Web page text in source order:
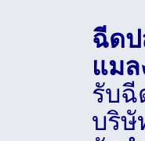
ฉีด
แมล
รับฉี
บริ